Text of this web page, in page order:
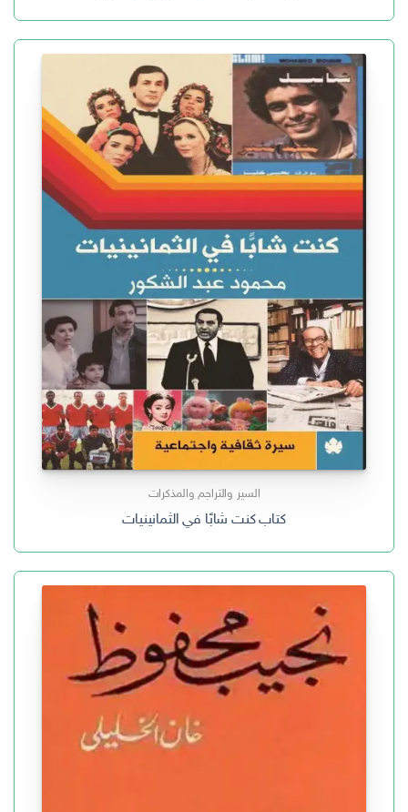
السير والتراجم والمذكرات
كتاب كنت شابًا في الثمانينيات